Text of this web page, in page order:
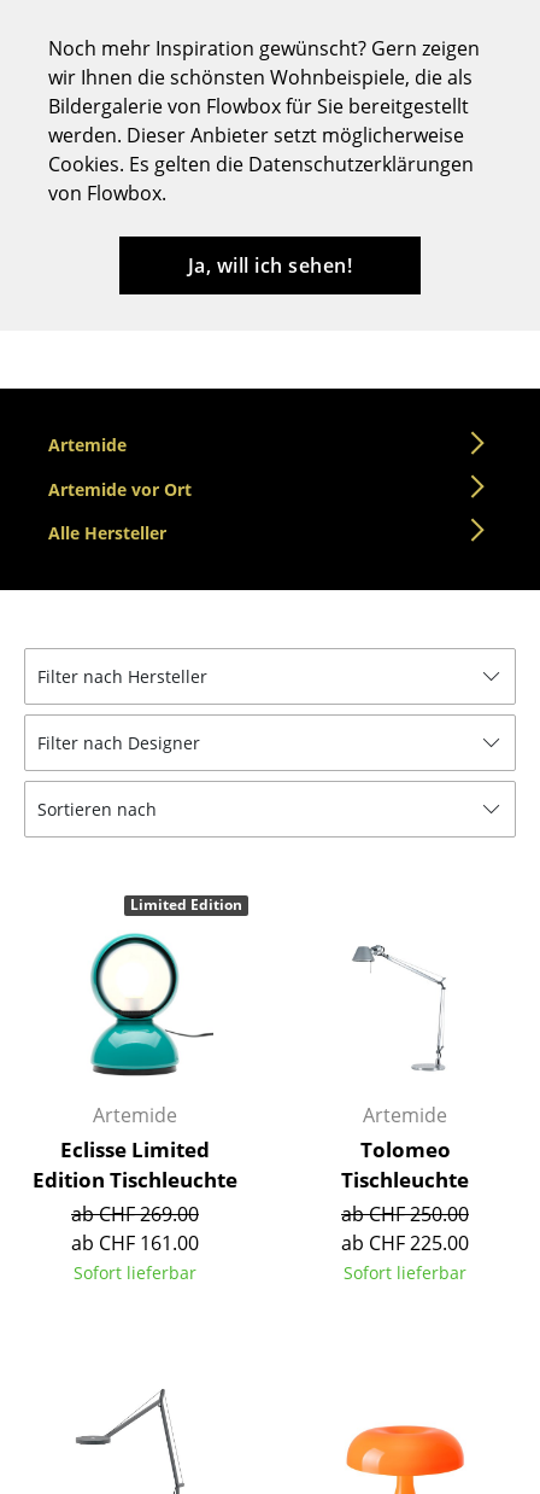
Schreibtische
Sekretäre & PC-Tische
Konferenztische
Stehtische & Stehpulte
Aufbewahren
Regale & Schränke
Sideboards & Kommoden
TV Möbel
Beistell- & Rollcontainer
Barmöbel
Kleinaufbewahrung
Einzelteile
... alle Aufbewahrungsmöbel
Hängeleuchten & Deckenleuchten
Tischleuchten
Schreibtischleuchten
Stehleuchten & Leseleuchten
Outdoor-Leuchten
Akkuleuchten
Noch mehr Inspiration gewünscht? Gern zeigen
wir Ihnen die schönsten Wohnbeispiele, die als
Bildergalerie von Flowbox für Sie bereitgestellt
werden. Dieser Anbieter setzt möglicherweise
Cookies. Es gelten die Datenschutzerklärungen
von Flowbox.
Ja, will ich sehen!
Artemide
Artemide vor Ort
Alle Hersteller
Filter nach Hersteller
Filter nach Designer
Sortieren nach
Artemide
Eclisse Limited
Edition Tischleuchte
ab CHF 269.00
ab CHF 161.00
Sofort lieferbar
Limited Edition
Artemide
Tolomeo
Tischleuchte
ab CHF 250.00
ab CHF 225.00
Sofort lieferbar